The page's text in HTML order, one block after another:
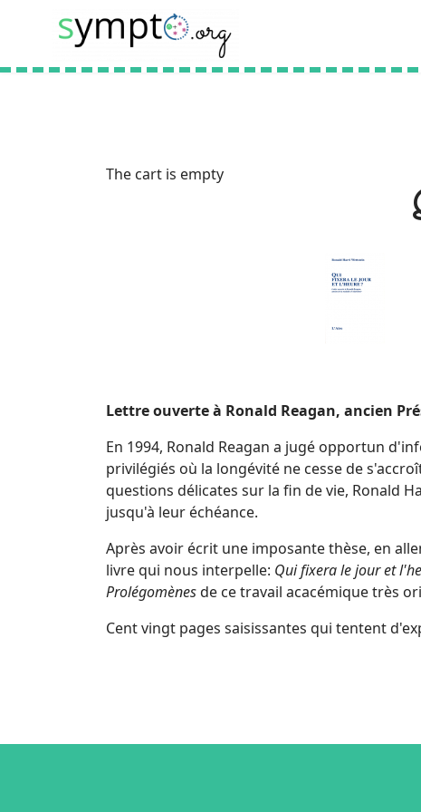
The cart is empty
Lettre ouverte à Ronald Reagan, ancien
En 1994, Ronald Reagan a jugé opportun
privilégiés où la longévité ne cesse de
questions délicates sur la fin de vie, Ronald
jusqu'à leur échéance.
Après avoir écrit une imposante thèse, en
livre qui nous interpelle: Qui fixera le jour et
Prolégomènesde ce travail acacémique très
Cent vingt pages saisissantes qui tentent